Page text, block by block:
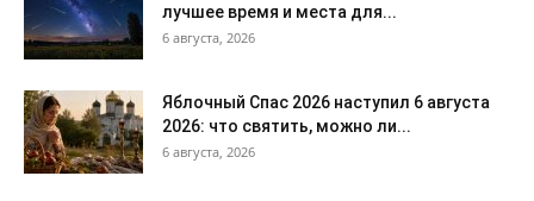
лучшее время и места для...
6 августа, 2026
Яблочный Спас 2026 наступил 6 августа
2026: что святить, можно ли...
6 августа, 2026